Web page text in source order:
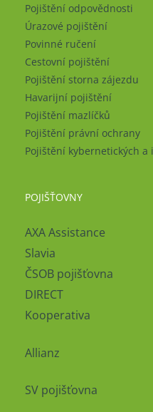
Pojištění odpovědnosti
Úrazové pojištění
Povinné ručení
Cestovní pojištění
Pojištění storna zájezdu
Havarijní pojištění
Pojištění mazlíčků
Pojištění právní ochrany
Pojištění kybernetických
POJIŠŤOVNY
AXA Assistance
Slavia
ČSOB pojišťovna
DIRECT
Kooperativa
Allianz
SV pojišťovna